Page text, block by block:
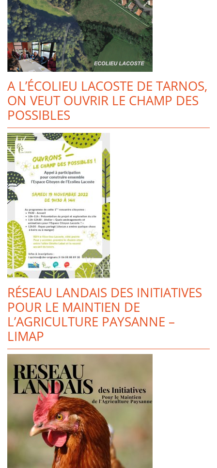
A L’ÉCOLIEU LACOSTE DE TARNOS,
ON VEUT OUVRIR LE CHAMP DES
POSSIBLES
RÉSEAU LANDAIS DES INITIATIVES
POUR LE MAINTIEN DE
L’AGRICULTURE PAYSANNE –
LIMAP